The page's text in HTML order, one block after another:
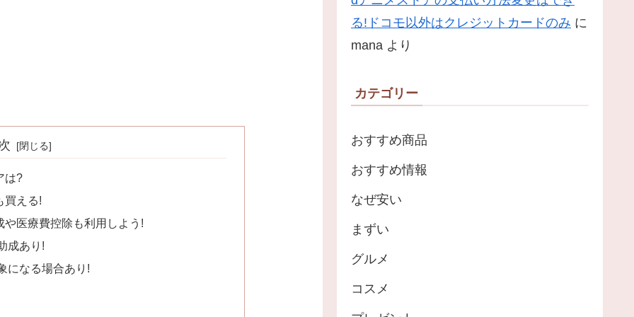
は?
買える!
医療費控除も利用しよう!
成あり!
になる場合あり!
る!ドコモ以外はクレジットカードのみ に
mana より
カテゴリー
おすすめ商品
おすすめ情報
なぜ安い
まずい
グルメ
コスメ